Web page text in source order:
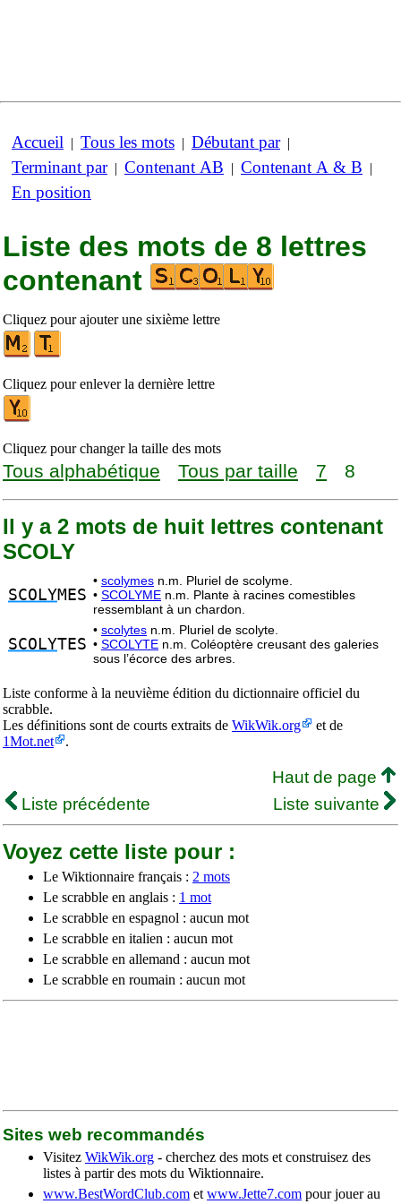
Accueil | Tous les mots | Débutant par|
Terminant par| Contenant AB | Contenant A & B |
En position
Liste des mots de 8 lettres
contenant
Cliquez pour ajouter une sixième lettre
Cliquez pour enlever la dernière lettre
Cliquez pour changer la taille des mots
Tous alphabétique Tous par taille 7 8
Il y a 2 mots de huit lettres contenant
SCOLY
SCOLYMES
• scolymes n.m. Pluriel de scolyme.
• SCOLYME n.m. Plante à racines comestibles
ressemblant à un chardon.
SCOLYTES
• scolytes n.m. Pluriel de scolyte.
• SCOLYTE n.m. Coléoptère creusant des galeries
sous l’écorce des arbres.
Liste conforme à la neuvième édition du dictionnaire officiel du
scrabble.
Les définitions sont de courts extraits de WikWik.org
et de
1Mot.net
.
Haut de page
Liste précédente
Liste suivante
Voyez cette liste pour :
Le Wiktionnaire français : 2 mots
Le scrabble en anglais : 1 mot
Le scrabble en espagnol : aucun mot
Le scrabble en italien : aucun mot
Le scrabble en allemand : aucun mot
Le scrabble en roumain : aucun mot
Sites web recommandés
Visitez WikWik.org - cherchez des mots et construisez des
listes à partir des mots du Wiktionnaire.
www.BestWordClub.com et www.Jette7.com pour jouer au